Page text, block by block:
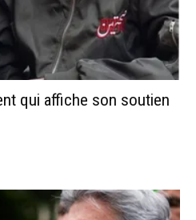
qui affiche son soutien